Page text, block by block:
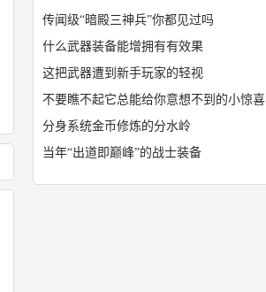
传闻级“暗殿三神兵”你都见过吗
什么武器装备能增拥有有效果
这把武器遭到新手玩家的轻视
不要瞧不起它总能给你意想不到的小惊喜
分身系统金币修炼的分水岭
当年“出道即巅峰”的战士装备